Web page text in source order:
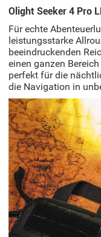
Olight Seeker 4 Pro
Für echte
leistungsstarke
beeindruckenden
einen ganzen
perfekt für die
die Navigation in